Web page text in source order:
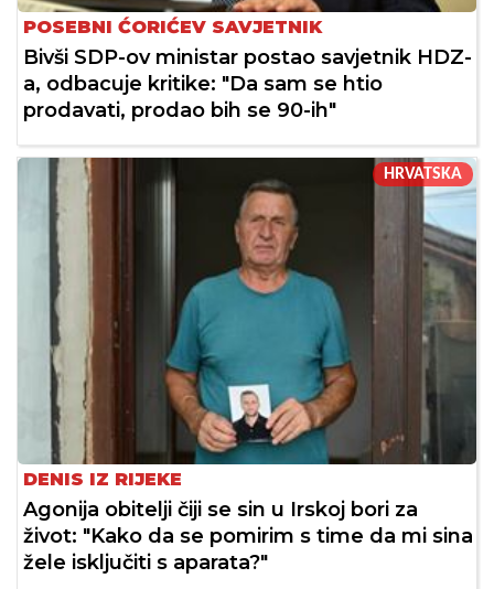
POSEBNI ĆORIĆEV SAVJETNIK
Bivši SDP-ov ministar postao savjetnik HDZ-
a, odbacuje kritike: "Da sam se htio
prodavati, prodao bih se 90-ih"
HRVATSKA
DENIS IZ RIJEKE
Agonija obitelji čiji se sin u Irskoj bori za
život: "Kako da se pomirim s time da mi sina
žele isključiti s aparata?"